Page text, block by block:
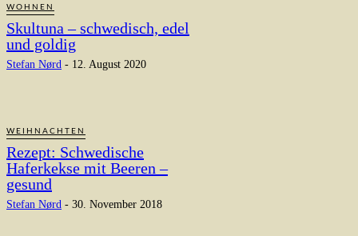
WOHNEN
Skultuna – schwedisch, edel
und goldig
Stefan Nørd - 12. August 2020
WEIHNACHTEN
Rezept: Schwedische
Haferkekse mit Beeren –
gesund
Stefan Nørd - 30. November 2018